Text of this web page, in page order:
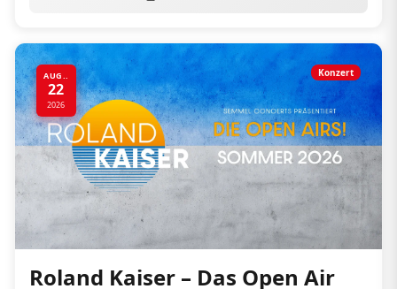
AUG..
22
2026
Konzert
Roland Kaiser – Das Open Air